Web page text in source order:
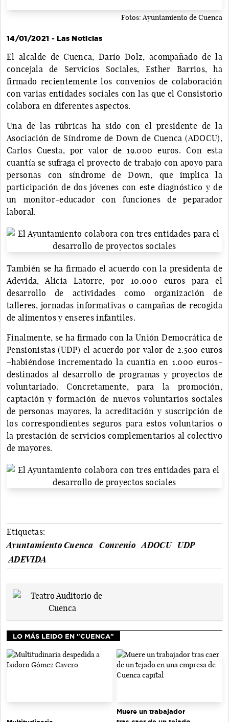
Fotos: Ayuntamiento de Cuenca
14/01/2021 - Las Noticias
El alcalde de Cuenca, Darío Dolz, acompañado de la
concejala de Servicios Sociales, Esther Barrios, ha
firmado recientemente los convenios de colaboración
con varias entidades sociales con las que el Consistorio
colabora en diferentes aspectos.
Una de las rúbricas ha sido con el presidente de la
Asociación de Síndrome de Down de Cuenca (ADOCU),
Carlos Cuesta, por valor de 19.000 euros. Con esta
cuantía se sufraga el proyecto de trabajo con apoyo para
personas con síndrome de Down, que implica la
participación de dos jóvenes con este diagnóstico y de
un monitor-educador con funciones de peparador
laboral.
También se ha firmado el acuerdo con la presidenta de
Adevida, Alicia Latorre, por 10.000 euros para el
desarrollo de actividades como organización de
talleres, jornadas informativas o campañas de recogida
de alimentos y enseres infantiles.
Finalmente, se ha firmado con la Unión Democrática de
Pensionistas (UDP) el acuerdo por valor de 2.500 euros
–habiéndose incrementado la cuantía en 1.000 euros-
destinados al desarrollo de programas y proyectos de
voluntariado. Concretamente, para la promoción,
captación y formación de nuevos voluntarios sociales
de personas mayores, la acreditación y suscripción de
los correspondientes seguros para estos voluntarios o
la prestación de servicios complementarios al colectivo
de mayores.
Etiquetas:
Ayuntamiento Cuenca
Convenio ADOCU
UDP
ADEVIDA
LO MÁS LEIDO EN "CUENCA"
Muere un trabajador